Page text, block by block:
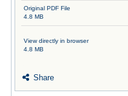
Original PDF File
4.8 MB
View directly in browser
4.8 MB
Share